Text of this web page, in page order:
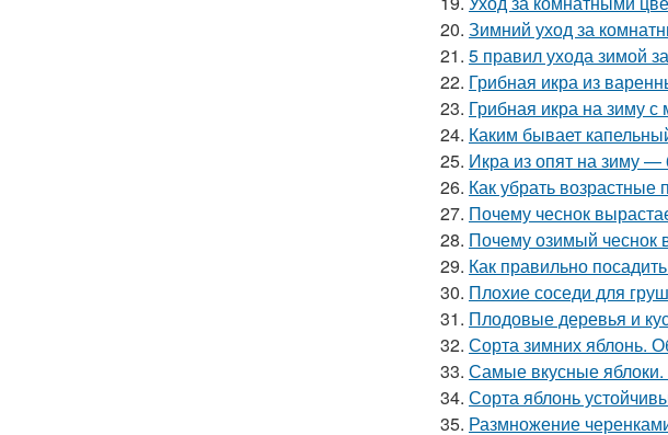
20. Зимний уход за
21. 5 правил ухода зимой
22. Грибная икра из
23. Грибная икра на зиму
24. Каким бывает
25. Икра из опят на зиму —
26. Как убрать возрастные
27. Почему чеснок
28. Почему озимый чеснок
29. Как правильно
30. Плохие соседи для
31. Плодовые деревья и
32. Сорта зимних яблонь.
33. Самые вкусные яблоки.
34. Сорта яблонь
35. Размножение